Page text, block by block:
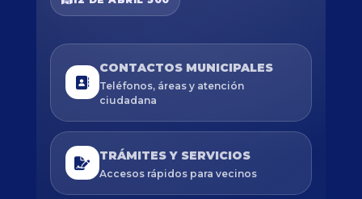
CONTACTOS MUNICIPALES
Teléfonos, áreas y atención
ciudadana
TRÁMITES Y SERVICIOS
Accesos rápidos para vecinos